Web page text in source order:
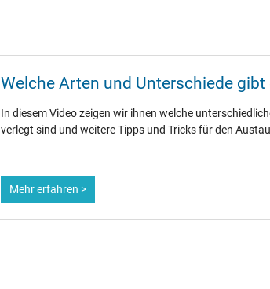
Welche Arten und Unterschiede
In diesem Video zeigen wir ihnen welche
verlegt sind und weitere Tipps und Tricks für den
Mehr erfahren >